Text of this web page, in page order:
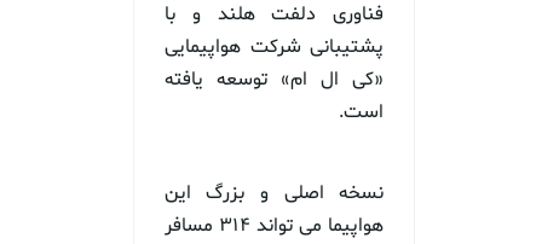
فناوری دلفت هلند و با
پشتیبانی شرکت هواپیمایی
«کی ال ام» توسعه یافته
است.
نسخه اصلی و بزرگ این
هواپیما می تواند ۳۱۴ مسافر